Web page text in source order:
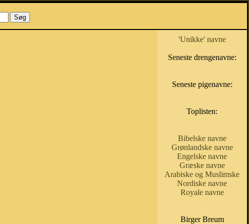
'Unikke' navne
Seneste drengenavne:
Seneste pigenavne:
Toplisten:
Bibelske navne
Grønlandske navne
Engelske navne
Græske navne
Arabiske og Muslimske
Nordiske navne
Royale navne
Birger Breum